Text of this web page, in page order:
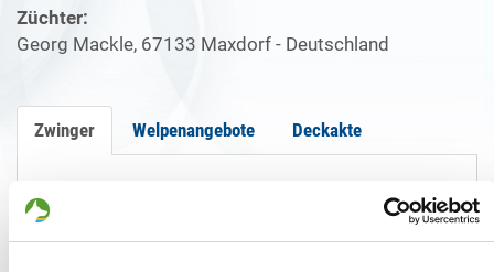
Züchter:
Georg Mackle, 67133 Maxdorf - Deutschland
Zwinger Welpenangebote Deckakte
Gründungsdatum:
21.10.1974